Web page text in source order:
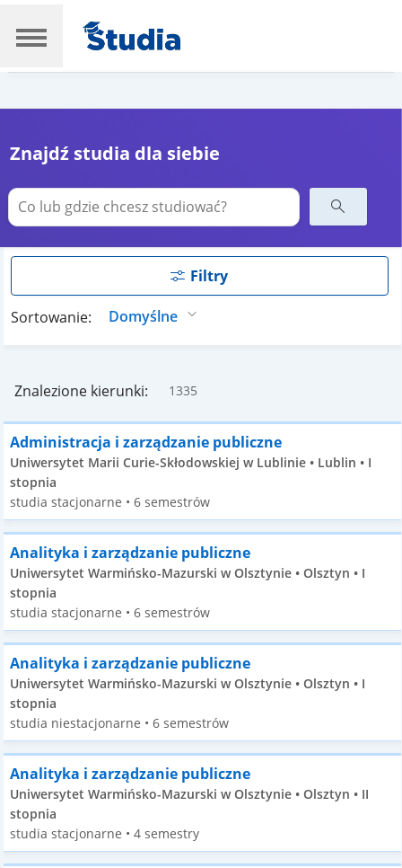
Znajdź studia dla siebie
Filtry
Sortowanie:
Znalezione kierunki: 1335
Administracja i zarządzanie publiczne
Uniwersytet Marii Curie-Skłodowskiej w Lublinie • Lublin • I
stopnia
studia stacjonarne • 6 semestrów
Analityka i zarządzanie publiczne
Uniwersytet Warmińsko-Mazurski w Olsztynie • Olsztyn • I
stopnia
studia stacjonarne • 6 semestrów
Analityka i zarządzanie publiczne
Uniwersytet Warmińsko-Mazurski w Olsztynie • Olsztyn • I
stopnia
studia niestacjonarne • 6 semestrów
Analityka i zarządzanie publiczne
Uniwersytet Warmińsko-Mazurski w Olsztynie • Olsztyn • II
stopnia
studia stacjonarne • 4 semestry